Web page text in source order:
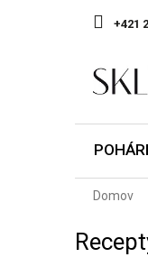
+421
Domov